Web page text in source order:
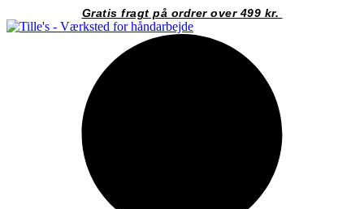
til
Gratis fragt på ordrer over 499 kr.